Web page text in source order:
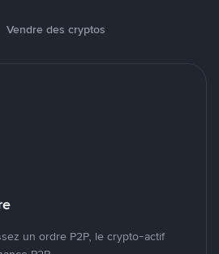
Vendre des cryptos
un ordre P2P, le crypto-actif